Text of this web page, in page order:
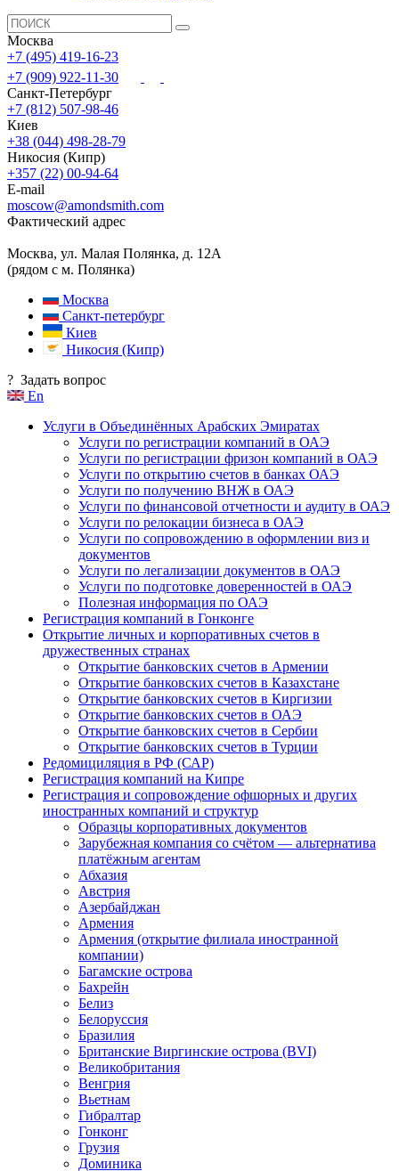
Москва
+7 (495) 419-16-23
+7 (909) 922-11-30
Санкт-Петербург
+7 (812) 507-98-46
Киев
+38 (044) 498-28-79
Никосия (Кипр)
+357 (22) 00-94-64
E-mail
moscow@amondsmith.com
Фактический адрес
Москва, ул. Малая Полянка, д. 12А
(рядом с м. Полянка)
Москва
Санкт-петербург
Киев
Никосия (Кипр)
? Задать вопрос
En
Услуги в Объединённых Арабских Эмиратах
Услуги по регистрации компаний в ОАЭ
Услуги по регистрации фризон компаний в ОАЭ
Услуги по открытию счетов в банках ОАЭ
Услуги по получению ВНЖ в ОАЭ
Услуги по финансовой отчетности и аудиту в ОАЭ
Услуги по релокации бизнеса в ОАЭ
Услуги по сопровождению в оформлении виз и
документов
Услуги по легализации документов в ОАЭ
Услуги по подготовке доверенностей в ОАЭ
Полезная информация по ОАЭ
Регистрация компаний в Гонконге
Открытие личных и корпоративных счетов в
дружественных странах
Открытие банковских счетов в Армении
Открытие банковских счетов в Казахстане
Открытие банковских счетов в Киргизии
Открытие банковских счетов в ОАЭ
Открытие банковских счетов в Сербии
Открытие банковских счетов в Турции
Редомициляция в РФ (САР)
Регистрация компаний на Кипре
Регистрация и сопровождение офшорных и других
иностранных компаний и структур
Образцы корпоративных документов
Зарубежная компания со счётом — альтернатива
платёжным агентам
Абхазия
Австрия
Азербайджан
Армения
Армения (открытие филиала иностранной
компании)
Багамские острова
Бахрейн
Белиз
Белоруссия
Бразилия
Британские Виргинские острова (BVI)
Великобритания
Венгрия
Вьетнам
Гибралтар
Гонконг
Грузия
Доминика